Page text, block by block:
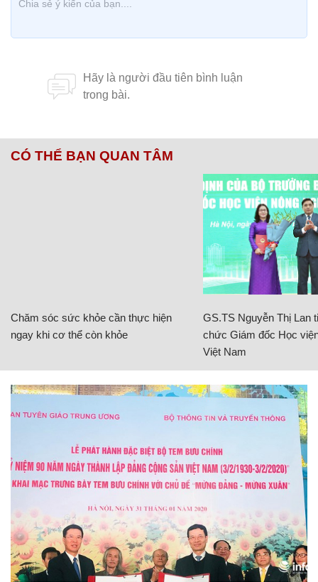
CÓ THỂ BẠN QUAN TÂM
Chăm sóc sức khỏe cần thực hiện
ngay khi cơ thể còn khỏe
GS.TS Nguyễn Thị Lan
chức Giám đốc Học
Việt Nam